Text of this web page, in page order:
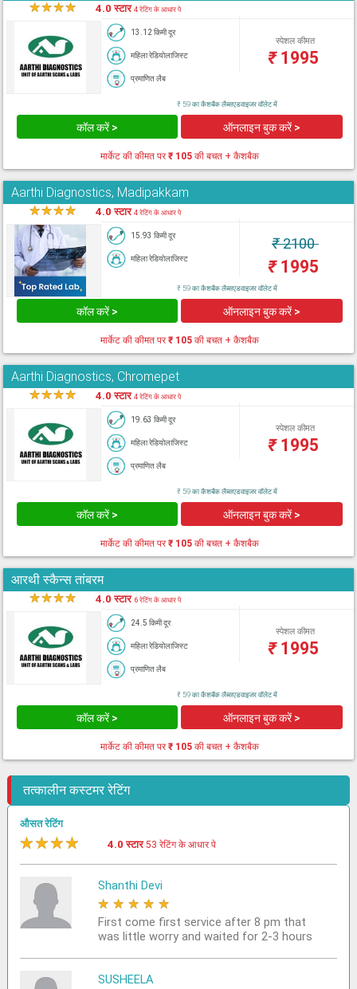
★★★★ 4.0 स्टार4 रेटिंग के आधार पे
13.12 किमी दूर
महिला रेडियोलाजिस्ट
प्रमाणित लैब
स्पेशल कीमत
₹1995
₹ 59 का कैशबैक लैब्सएडवाइजर वॉलेट में
कॉल करें > ऑनलाइन बुक करें >
मार्केट की कीमत पर₹ 105की बचत + कैशबैक
Aarthi Diagnostics, Madipakkam
★★★★ 4.0 स्टार4 रेटिंग के आधार पे
15.93 किमी दूर
महिला रेडियोलाजिस्ट
₹2100
₹1995
₹ 59 का कैशबैक लैब्सएडवाइजर वॉलेट में
कॉल करें > ऑनलाइन बुक करें >
मार्केट की कीमत पर₹ 105की बचत + कैशबैक
Aarthi Diagnostics, Chromepet
★★★★ 4.0 स्टार4 रेटिंग के आधार पे
19.63 किमी दूर
महिला रेडियोलाजिस्ट
प्रमाणित लैब
स्पेशल कीमत
₹1995
₹ 59 का कैशबैक लैब्सएडवाइजर वॉलेट में
कॉल करें > ऑनलाइन बुक करें >
मार्केट की कीमत पर₹ 105की बचत + कैशबैक
आरथी स्कैन्स तांबरम
★★★★ 4.0 स्टार 6 रेटिंग के आधार पे
24.5 किमी दूर
महिला रेडियोलाजिस्ट
प्रमाणित लैब
स्पेशल कीमत
₹1995
₹ 59 का कैशबैक लैब्सएडवाइजर वॉलेट में
कॉल करें > ऑनलाइन बुक करें >
मार्केट की कीमत पर₹ 105की बचत + कैशबैक
तत्कालीन कस्टमर रेटिंग
औसत रेटिंग
★★★★ 4.0 स्टार53 रेटिंग के आधार पे
Shanthi Devi
★ ★ ★ ★ ★
First come first service after 8 pm that
was little worry and waited for 2-3 hours
SUSHEELA